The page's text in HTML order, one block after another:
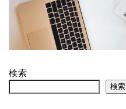
検索
検索